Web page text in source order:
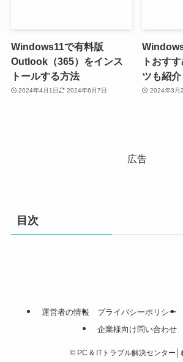
Windows11で有料版
Outlook（365）をインス
トールする方法
2024年4月1日 2024年6月7日
トおす
ツも紹介
2024年3月
広告
目次
運営者の情報 プライバシーポリシー
企業様向け問い合わせ
© PC & ITトラブル解決センター│